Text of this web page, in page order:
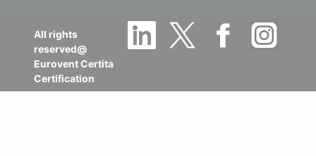
All rights
reserved@
Eurovent Certita
Certification